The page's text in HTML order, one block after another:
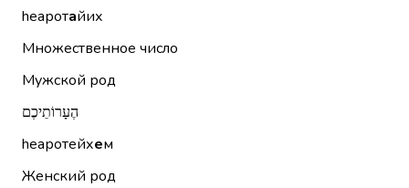
hеаротайих
Множественное число
Мужской род
הֶעָרוֹתֵיכֶם
hеаротейхем
Женский род